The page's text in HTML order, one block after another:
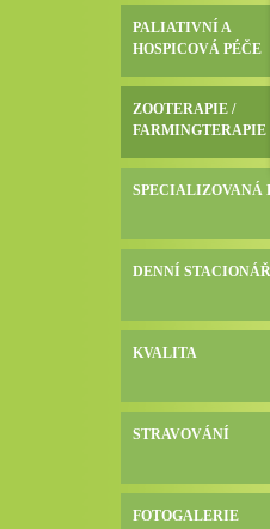
PALIATIVNÍ A
HOSPICOVÁ PÉČE
ZOOTERAPIE /
FARMINGTERAPIE
SPECIALIZOVANÁ
DENNÍ STACIONÁŘ
KVALITA
STRAVOVÁNÍ
FOTOGALERIE